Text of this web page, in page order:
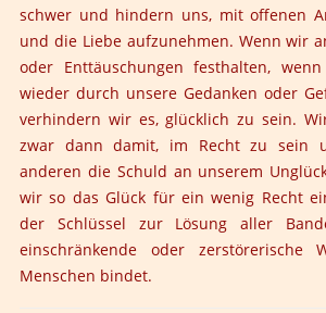
schwer und hindern uns, mit offenen
und die Liebe aufzunehmen. Wenn wir
oder Enttäuschungen festhalten,
wieder durch unsere Gedanken oder
verhindern wir es, glücklich zu sein.
zwar dann damit, im Recht zu sein
anderen die Schuld an unserem
wir so das Glück für ein wenig Recht
der Schlüssel zur Lösung aller
einschränkende oder zerstörerische
Menschen bindet.